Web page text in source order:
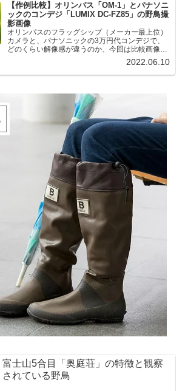
【作例比較】オリンパス「OM-1」とパナソニ
ックのコンデジ「LUMIX DC-FZ85」の野鳥撮
影画像
オリンパスのフラッグシップ（メーカー最上位）
カメラと、パナソニックの3万円代コンデジで、
どのくらい解像感が違うのか、今回は比較画像を
紹介します。私はコンデジを愛用しているのです
が、相棒がオリンパス「OM-1」を使い始めたと
ころ、同じ被写体で...
2022.06.10
富士山5合目「奥庭荘」の特徴と観察
されている野鳥